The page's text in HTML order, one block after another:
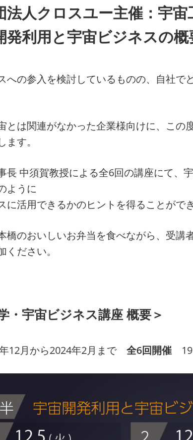
法人クロスユー主催：宇
発利用と宇宙ビジネスの
への参入を検討しているものの、自社で
とは関連がなかった企業様向けに、こ
ます。
長 中須賀教授による全6回の講座にて、
ように
に活用できるかのヒントを得ることができ
橋のおいしいお弁当を食べながら、受講
ください。
・宇宙ビジネス講座 概要＞
12月から2024年2月まで 全6回開催19